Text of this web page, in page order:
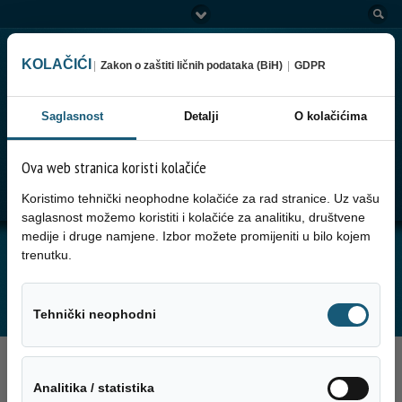
Go to:
JUTARNJA SERVISNA INFORMACIJA ZA
10.12.2024. GODINE
10. Decembra 2024.
KOLAČIĆI Zakon o zaštiti ličnih podataka (BiH) GDPR
Saglasnost Detalji O kolačićima
Ova web stranica koristi kolačiće
Koristimo tehnički neophodne kolačiće za rad stranice. Uz vašu
saglasnost možemo koristiti i kolačiće za analitiku, društvene
medije i druge namjene. Izbor možete promijeniti u bilo kojem
trenutku.
Tehnički neophodni Tehnički
Analitika / statistika Analitika /